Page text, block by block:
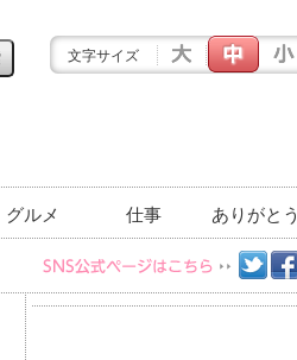
文字サイズ
グルメ 仕事 ありがとう